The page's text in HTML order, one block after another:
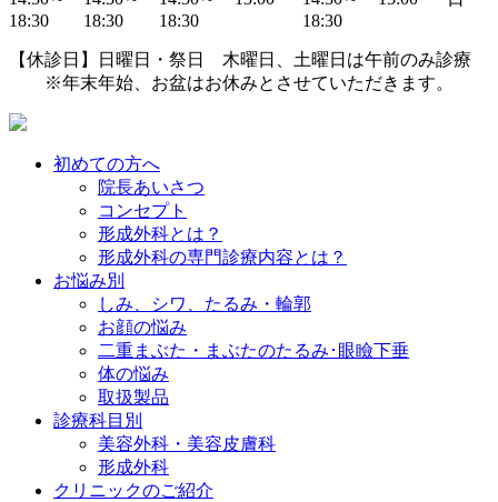
18:30
18:30
18:30
18:30
【休診日】日曜日・祭日 木曜日、土曜日は午前のみ診療
※年末年始、お盆はお休みとさせていただきます。
初めての方へ
院長あいさつ
コンセプト
形成外科とは？
形成外科の専門診療内容とは？
お悩み別
しみ、シワ、たるみ・輪郭
お顔の悩み
二重まぶた・まぶたのたるみ･眼瞼下垂
体の悩み
取扱製品
診療科目別
美容外科・美容皮膚科
形成外科
クリニックのご紹介